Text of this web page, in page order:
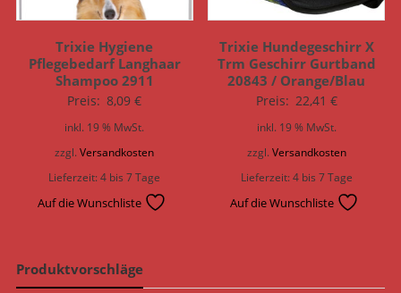
Trixie Hygiene
Pflegebedarf Langhaar
Shampoo 2911
Preis: 8,09€
inkl. 19 % MwSt.
zzgl.Versandkosten
Lieferzeit:4 bis 7 Tage
Auf die Wunschliste
Trixie Hundegeschirr X
Trm Geschirr Gurtband
20843 / Orange/Blau
Preis: 22,41 €
inkl. 19 % MwSt.
zzgl.Versandkosten
Lieferzeit:4 bis 7 Tage
Auf die Wunschliste
Produktvorschläge